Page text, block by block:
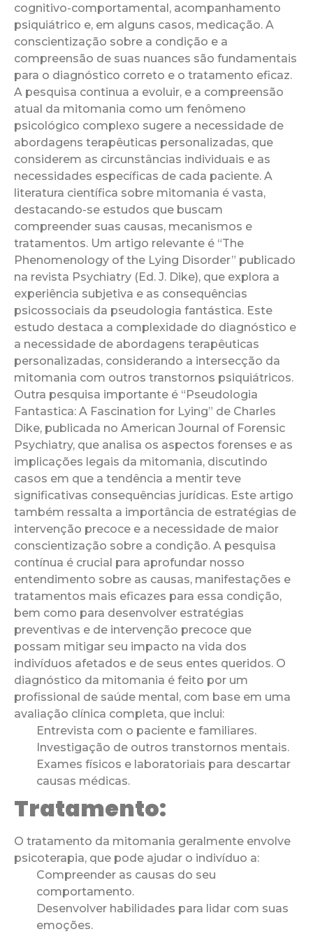
cognitivo-comportamental, acompanhamento
psiquiátrico e, em alguns casos, medicação. A
conscientização sobre a condição e a
compreensão de suas nuances são fundamentais
para o diagnóstico correto e o tratamento eficaz.
A pesquisa continua a evoluir, e a compreensão
atual da mitomania como um fenômeno
psicológico complexo sugere a necessidade de
abordagens terapêuticas personalizadas, que
considerem as circunstâncias individuais e as
necessidades específicas de cada paciente. A
literatura científica sobre mitomania é vasta,
destacando-se estudos que buscam
compreender suas causas, mecanismos e
tratamentos. Um artigo relevante é “The
Phenomenology of the Lying Disorder” publicado
na revista Psychiatry (Ed. J. Dike), que explora a
experiência subjetiva e as consequências
psicossociais da pseudologia fantástica. Este
estudo destaca a complexidade do diagnóstico e
a necessidade de abordagens terapêuticas
personalizadas, considerando a intersecção da
mitomania com outros transtornos psiquiátricos.
Outra pesquisa importante é “Pseudologia
Fantastica: A Fascination for Lying” de Charles
Dike, publicada no American Journal of Forensic
Psychiatry, que analisa os aspectos forenses e as
implicações legais da mitomania, discutindo
casos em que a tendência a mentir teve
significativas consequências jurídicas. Este artigo
também ressalta a importância de estratégias de
intervenção precoce e a necessidade de maior
conscientização sobre a condição. A pesquisa
contínua é crucial para aprofundar nosso
entendimento sobre as causas, manifestações e
tratamentos mais eficazes para essa condição,
bem como para desenvolver estratégias
preventivas e de intervenção precoce que
possam mitigar seu impacto na vida dos
indivíduos afetados e de seus entes queridos. O
diagnóstico da mitomania é feito por um
profissional de saúde mental, com base em uma
avaliação clínica completa, que inclui:
Entrevista com o paciente e familiares.
Investigação de outros transtornos mentais.
Exames físicos e laboratoriais para descartar
causas médicas.
Tratamento:
O tratamento da mitomania geralmente envolve
psicoterapia, que pode ajudar o indivíduo a:
Compreender as causas do seu
comportamento.
Desenvolver habilidades para lidar com suas
emoções.